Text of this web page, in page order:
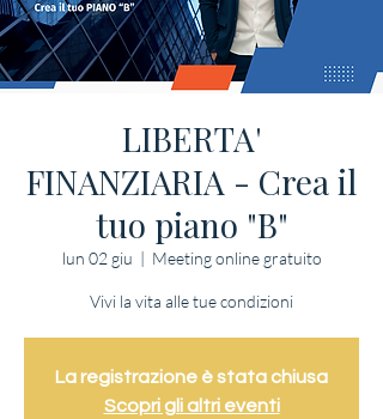
LIBERTA'
FINANZIARIA - Crea il
tuo piano "B"
lun 02 giu
  |
Meeting online gratuito
Vivi la vita alle tue condizioni
La registrazione è stata chiusa
Scopri gli altri eventi